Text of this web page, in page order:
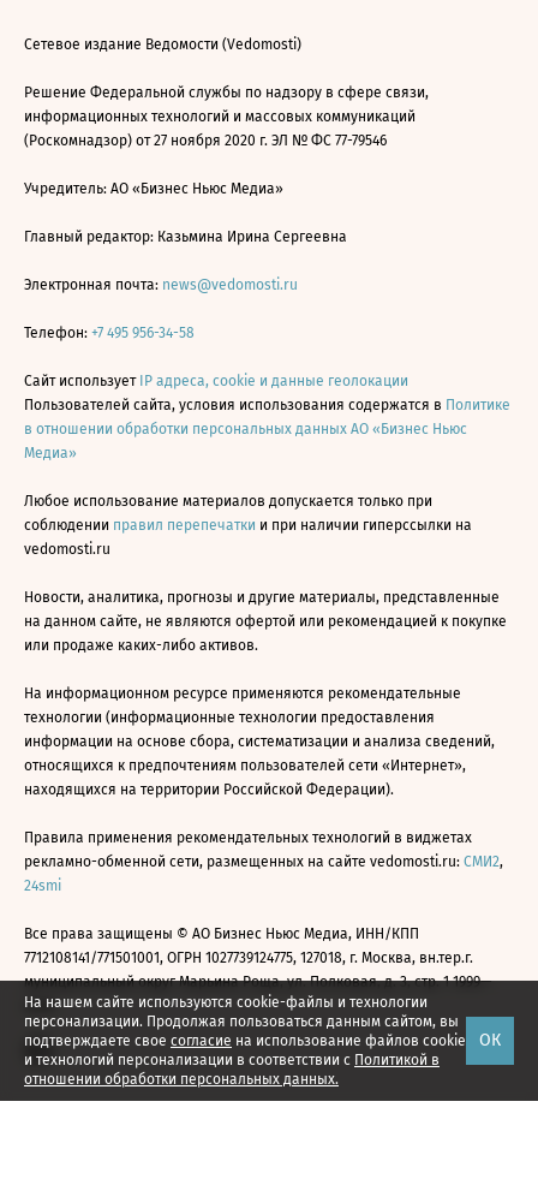
На нашем сайте используются cookie-файлы и технологии
персонализации. Продолжая пользоваться данным сайтом, вы
подтверждаете свое согласие на использование файлов cookie
и технологий персонализации в соответствии с Политикой в
отношении обработки персональных данных.
ОК
Сетевое издание Ведомости (Vedomosti)
Решение Федеральной службы по надзору в сфере связи,
информационных технологий и массовых коммуникаций
(Роскомнадзор) от 27 ноября 2020 г. ЭЛ № ФС 77-79546
Учредитель: АО «Бизнес Ньюс Медиа»
Главный редактор: Казьмина Ирина Сергеевна
Электронная почта: news@vedomosti.ru
Телефон: +7 495 956-34-58
Сайт использует IP адреса, cookie и данные геолокации
Пользователей сайта, условия использования содержатся в Политике
в отношении обработки персональных данных АО «Бизнес Ньюс
Медиа»
Любое использование материалов допускается только при
соблюдении правил перепечатки и при наличии гиперссылки на
vedomosti.ru
Новости, аналитика, прогнозы и другие материалы, представленные
на данном сайте, не являются офертой или рекомендацией к покупке
или продаже каких-либо активов.
На информационном ресурсе применяются рекомендательные
технологии (информационные технологии предоставления
информации на основе сбора, систематизации и анализа сведений,
относящихся к предпочтениям пользователей сети «Интернет»,
находящихся на территории Российской Федерации).
Правила применения рекомендательных технологий в виджетах
рекламно-обменной сети, размещенных на сайте vedomosti.ru: СМИ2,
24smi
Все права защищены © АО Бизнес Ньюс Медиа, ИНН/КПП
7712108141/771501001, ОГРН 1027739124775, 127018, г. Москва, вн.тер.г.
муниципальный округ Марьина Роща, ул. Полковая, д. 3, стр. 1 1999—
2026